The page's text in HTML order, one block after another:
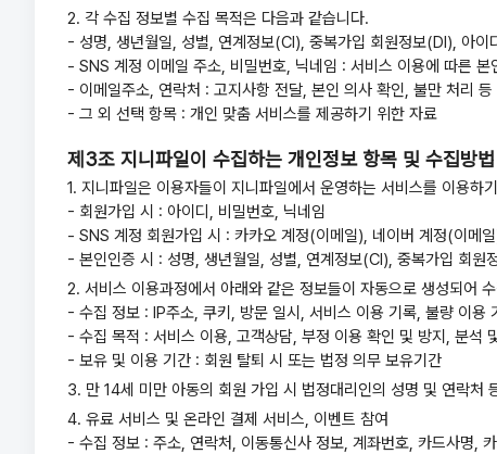
2. 각 수집 정보별 수집 목적은 다음과 같습니다.
- 성명, 생년월일, 성별, 연계정보(CI), 중복가입 회원정보(DI), 아
- SNS 계정 이메일 주소, 비밀번호, 닉네임 : 서비스 이용에 따른
- 이메일주소, 연락처 : 고지사항 전달, 본인 의사 확인, 불만 처리
- 그 외 선택 항목 : 개인 맞춤 서비스를 제공하기 위한 자료
제3조 지니파일이 수집하는 개인정보 항목 및 수집방법
1. 지니파일은 이용자들이 지니파일에서 운영하는 서비스를 이용
- 회원가입 시 : 아이디, 비밀번호, 닉네임
- SNS 계정 회원가입 시 : 카카오 계정(이메일), 네이버 계정(이메
- 본인인증 시 : 성명, 생년월일, 성별, 연계정보(CI), 중복가입 회원
2. 서비스 이용과정에서 아래와 같은 정보들이 자동으로 생성되어
- 수집 정보 : IP주소, 쿠키, 방문 일시, 서비스 이용 기록, 불량 이용
- 수집 목적 : 서비스 이용, 고객상담, 부정 이용 확인 및 방지, 분석
- 보유 및 이용 기간 : 회원 탈퇴 시 또는 법정 의무 보유기간
3. 만 14세 미만 아동의 회원 가입 시 법정대리인의 성명 및 연락처
4. 유료 서비스 및 온라인 결제 서비스, 이벤트 참여
- 수집 정보 : 주소, 연락처, 이동통신사 정보, 계좌번호, 카드사명,